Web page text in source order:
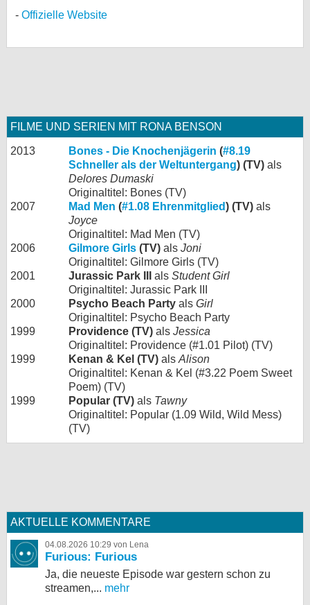
Offizielle Website
FILME UND SERIEN MIT RONA BENSON
2013 Bones - Die Knochenjägerin (#8.19
Schneller als der Weltuntergang) (TV) als
Delores Dumaski
Originaltitel: Bones (TV)
2007
Mad Men (#1.08 Ehrenmitglied) (TV) als
Joyce
Originaltitel: Mad Men (TV)
2006
Gilmore Girls (TV) als Joni
Originaltitel: Gilmore Girls (TV)
2001
Jurassic Park III als Student Girl
Originaltitel: Jurassic Park III
2000
Psycho Beach Party als Girl
Originaltitel: Psycho Beach Party
1999
Providence (TV) als Jessica
Originaltitel: Providence (#1.01 Pilot) (TV)
1999
Kenan & Kel (TV) als Alison
Originaltitel: Kenan & Kel (#3.22 Poem Sweet
Poem) (TV)
1999
Popular (TV) als Tawny
Originaltitel: Popular (1.09 Wild, Wild Mess)
(TV)
AKTUELLE KOMMENTARE
04.08.2026 10:29 von Lena
Furious: Furious
Ja, die neueste Episode war gestern schon zu
streamen,... mehr